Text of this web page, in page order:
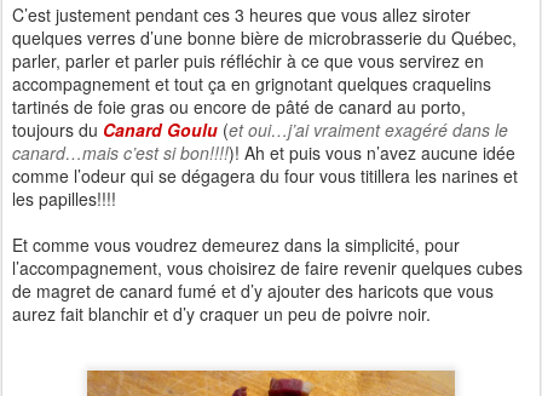
C’est justement pendant ces 3 heures que vous allez siroter
quelques verres d’une bonne bière de microbrasserie du Québec,
parler, parler et parler puis réfléchir à ce que vous servirez en
accompagnement et tout ça en grignotant quelques craquelins
tartinés de foie gras ou encore de pâté de canard au porto,
toujours du Canard Goulu (et oui…j’ai vraiment exagéré dans le
canard…mais c’est si bon!!!!)! Ah et puis vous n’avez aucune idée
comme l’odeur qui se dégagera du four vous titillera les narines et
les papilles!!!!
Et comme vous voudrez demeurez dans la simplicité, pour
l’accompagnement, vous choisirez de faire revenir quelques cubes
de magret de canard fumé et d’y ajouter des haricots que vous
aurez fait blanchir et d’y craquer un peu de poivre noir.